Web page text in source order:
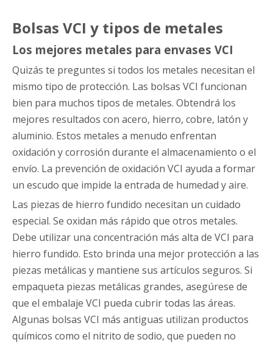
Bolsas VCI y tipos de metales
Los mejores metales para envases VCI
Quizás te preguntes si todos los metales necesitan el
mismo tipo de protección. Las bolsas VCI funcionan
bien para muchos tipos de metales. Obtendrá los
mejores resultados con acero, hierro, cobre, latón y
aluminio. Estos metales a menudo enfrentan
oxidación y corrosión durante el almacenamiento o el
envío. La prevención de oxidación VCI ayuda a formar
un escudo que impide la entrada de humedad y aire.
Las piezas de hierro fundido necesitan un cuidado
especial. Se oxidan más rápido que otros metales.
Debe utilizar una concentración más alta de VCI para
hierro fundido. Esto brinda una mejor protección a las
piezas metálicas y mantiene sus artículos seguros. Si
empaqueta piezas metálicas grandes, asegúrese de
que el embalaje VCI pueda cubrir todas las áreas.
Algunas bolsas VCI más antiguas utilizan productos
químicos como el nitrito de sodio, que pueden no